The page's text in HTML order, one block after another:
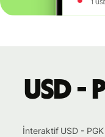
USD -
İnteraktif USD -